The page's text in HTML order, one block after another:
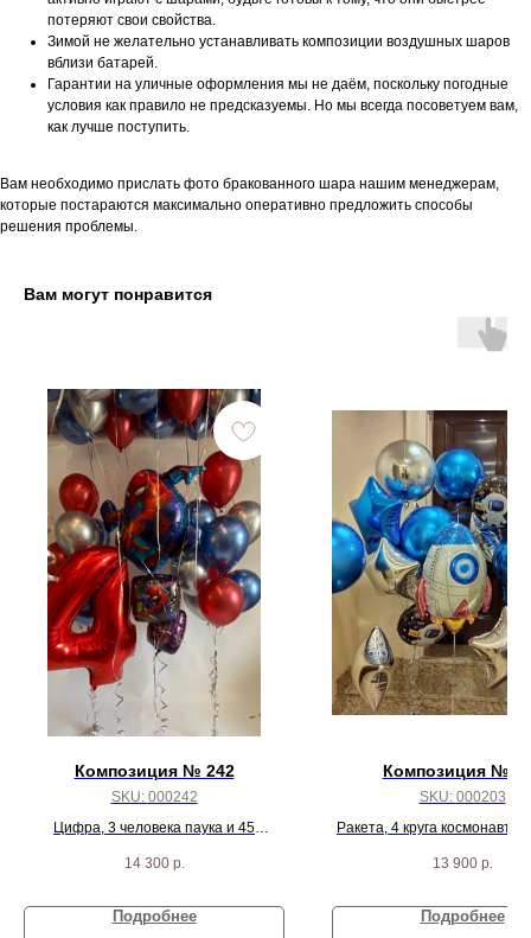
потеряют свои свойства.
Зимой не желательно устанавливать композиции воздушных шаров
вблизи батарей.
Гарантии на уличные оформления мы не даём, поскольку погодные
условия как правило не предсказуемы. Но мы всегда посоветуем вам,
как лучше поступить.
Вам необходимо прислать фото бракованного шара нашим менеджерам,
которые постараются максимально оперативно предложить способы
решения проблемы.
Вам могут понравится
Композиция № 242
SKU: 000242
Цифра, 3 человека паука и 45
14 300 р.
Подробнее
Композиция №
SKU: 000203
Ракета, 4 круга космонавт,
13 900 р.
Подробнее